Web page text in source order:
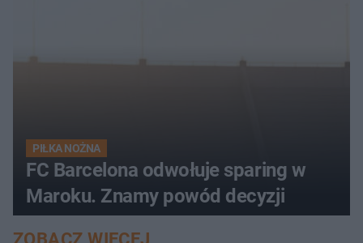
PIŁKA NOŻNA
FC Barcelona odwołuje sparing w
Maroku. Znamy powód decyzji